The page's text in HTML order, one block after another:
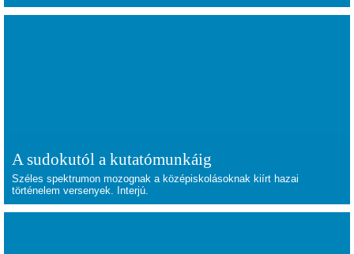
A sudokutól a kutatómunkáig
Széles spektrumon mozognak a középiskolásoknak kiírt hazai
történelem versenyek. Interjú.